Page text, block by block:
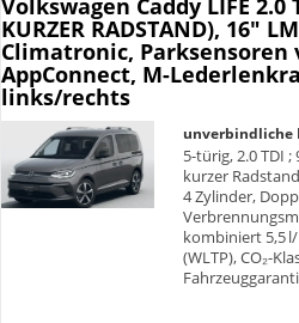
Volkswagen Caddy LIFE 2.0
KURZER RADSTAND), 16"
Climatronic, Parksensoren
AppConnect, M-
links/rechts
unverbindliche
5-türig, 2.0 TDI ;
kurzer Radstand
4 Zylinder,
kombiniert 5,5
(WLTP), CO₂-